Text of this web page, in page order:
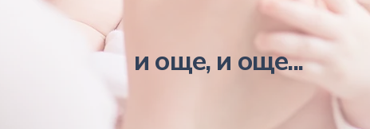
и още, и още...